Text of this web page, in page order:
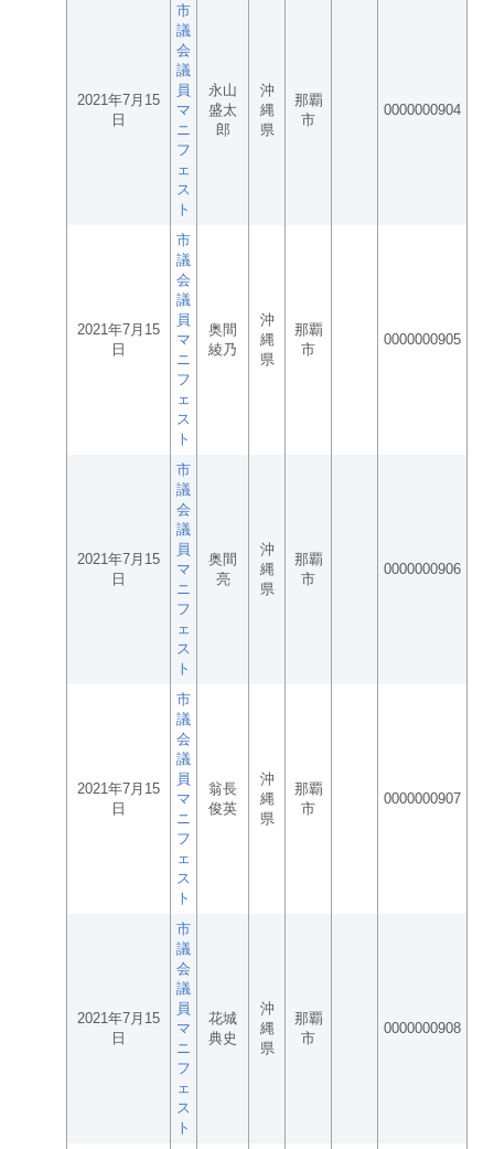
2021年7月15
日
市
議
会
議
員
マ
ニ
フ
ェ
ス
ト
永山
盛太
郎
沖
縄
県
那覇
市
0000000904
2021年7月15
日
市
議
会
議
員
マ
ニ
フ
ェ
ス
ト
奥間
綾乃
沖
縄
県
那覇
市
0000000905
2021年7月15
日
市
議
会
議
員
マ
ニ
フ
ェ
ス
ト
奥間
亮
沖
縄
県
那覇
市
0000000906
2021年7月15
日
市
議
会
議
員
マ
ニ
フ
ェ
ス
ト
翁長
俊英
沖
縄
県
那覇
市
0000000907
2021年7月15
日
市
議
会
議
員
マ
ニ
フ
ェ
ス
ト
花城
典史
沖
縄
県
那覇
市
0000000908